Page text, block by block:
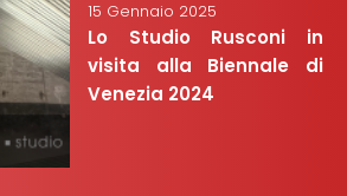
15 Gennaio 2025
Lo Studio Rusconi in
visita alla Biennale di
Venezia 2024